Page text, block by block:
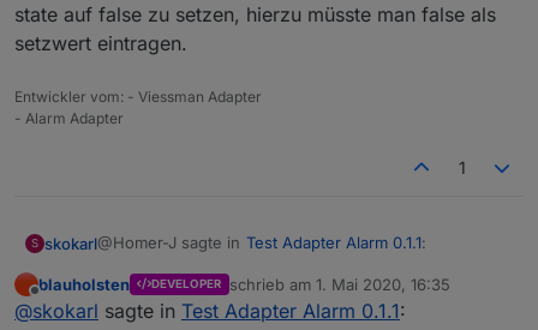
state auf false zu setzen, hierzu müsste man false als
setzwert eintragen.
Entwickler vom: - Viessman Adapter
- Alarm Adapter
1
S skokarl@Homer-J sagte in Test Adapter Alarm 0.1.1:
Hallo @ blauholstenDie Sprachausgabe macht ja
Offline
blauholsten DEVELOPER schrieb am 1. Mai 2020, 16:35
zuletzt editiert von
@skokarl sagte in Test Adapter Alarm 0.1.1: